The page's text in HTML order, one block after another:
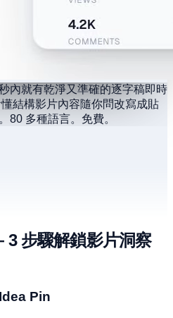
內就有乾淨又準確的逐字稿即時
結構影片內容隨你問改寫成貼
80 多種語言。免費。
步驟解鎖影片洞察
Pin